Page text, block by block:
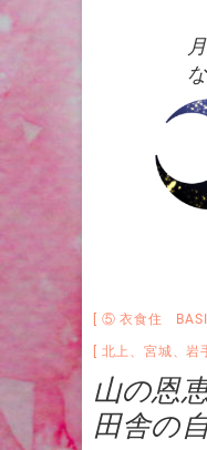
⑤ 衣食住
北上 、宮城、岩
山の恩
田舎の